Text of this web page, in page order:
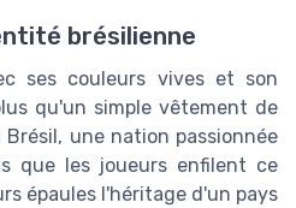
brésilienne
ses couleurs vives et son
qu'un simple vêtement de
une nation passionnée
que les joueurs enfilent ce
épaules l'héritage d'un pays